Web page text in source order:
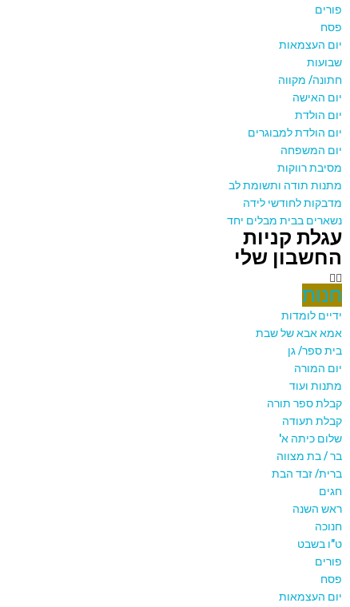
פורים
פסח
יום העצמאות
שבועות
חתונה/ מקווה
יום האישה
יום הולדת
יום הולדת למבוגרים
יום המשפחה
מסיבת רווקות
מתנות תודה ותשומת לב
מדבקות לחודשי לידה
נשארים בבית מבלים יחד
עגלת קניות
החשבון שלי
חנות
ידיים לומדות
אמא אבא של שבת
בית ספר/ גן
יום המורה
מתנות ועוד
קבלת ספר תורה
קבלת תעודה
שלום כיתה א'
בר / בת מצווה
ברית/ זבד הבת
חגים
ראש השנה
חנוכה
ט"ו בשבט
פורים
פסח
יום העצמאות